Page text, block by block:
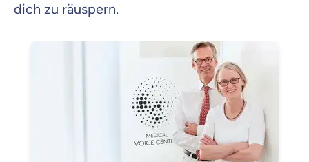
dich zu räuspern.